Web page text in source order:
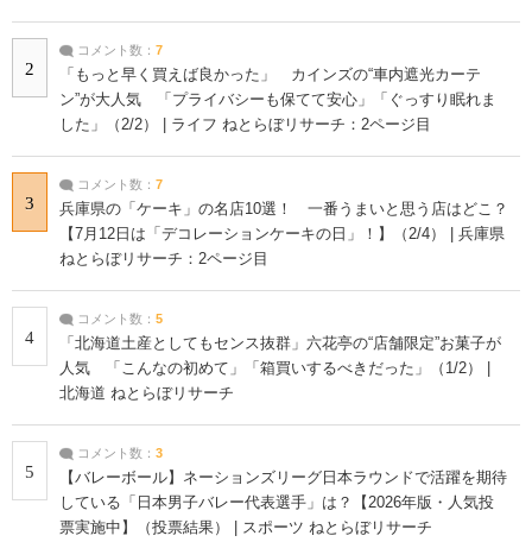
2
コメント数： 7
「もっと早く買えば良かった」 カインズの“車内遮光カーテ
ン”が大人気 「プライバシーも保てて安心」「ぐっすり眠れま
した」（2/2） | ライフ ねとらぼリサーチ：2ページ目
3
コメント数： 7
兵庫県の「ケーキ」の名店10選！ 一番うまいと思う店はどこ？
【7月12日は「デコレーションケーキの日」！】（2/4） | 兵庫県
ねとらぼリサーチ：2ページ目
4
コメント数： 5
「北海道土産としてもセンス抜群」六花亭の“店舗限定”お菓子が
人気 「こんなの初めて」「箱買いするべきだった」（1/2） |
北海道 ねとらぼリサーチ
5
コメント数： 3
【バレーボール】ネーションズリーグ日本ラウンドで活躍を期待
している「日本男子バレー代表選手」は？【2026年版・人気投
票実施中】（投票結果） | スポーツ ねとらぼリサーチ